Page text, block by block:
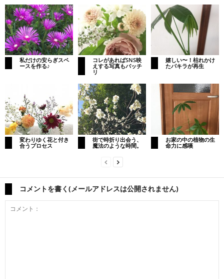
私だけの安らぎスペ
ースを作る♪
コレがあればSNS映
えする写真もバッチ
リ
嬉しい〜！枯れかけ
たパキラが再生
変わりゆく花と付き
合うプロセス
街で時折り出会う、
魔法のような時間。
お家の中の植物の生
命力に感嘆
コメントを書く(メールアドレスは公開されません)